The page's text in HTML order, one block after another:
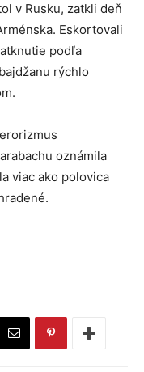
v Rusku, zatkli deň
Eskortovali
podľa
rýchlo
oznámila
viac ako polovica